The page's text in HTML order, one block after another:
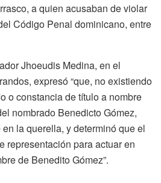
a quien acusaban de violar
Código Penal dominicano, entre
Jhoeudis Medina, en el
expresó “que, no existiendo
o constancia de título a nombre
nombrado Benedicto Gómez,
la querella, y determinó que el
representación para actuar en
de Benedito Gómez”.